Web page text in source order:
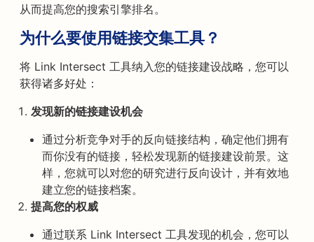
从而提高您的搜索引擎排名。
为什么要使用链接交集工具？
将 Link Intersect 工具纳入您的链接建设战略，您可以
获得诸多好处：
发现新的链接建设机会
通过分析竞争对手的反向链接结构，确定他们拥有
而你没有的链接，轻松发现新的链接建设前景。这
样，您就可以对您的研究进行反向设计，并有效地
建立您的链接档案。
提高您的权威
通过联系 Link Intersect 工具发现的机会，您可以